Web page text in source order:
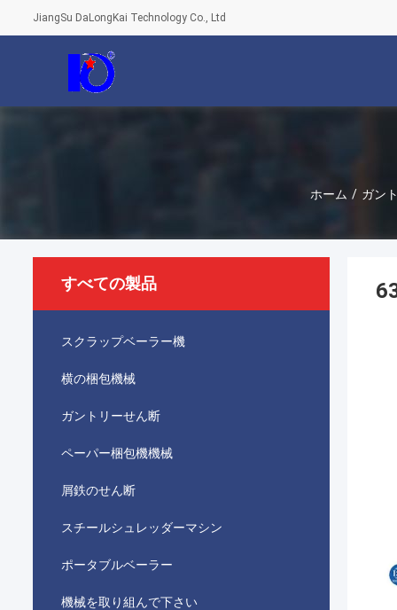
JiangSu DaLongKai Technology Co., Ltd
ホーム / ガン
すべての製品
スクラップベーラー機
横の梱包機械
ガントリーせん断
ペーパー梱包機機械
屑鉄のせん断
スチールシュレッダーマシン
ポータブルベーラー
機械を取り組んで下さい